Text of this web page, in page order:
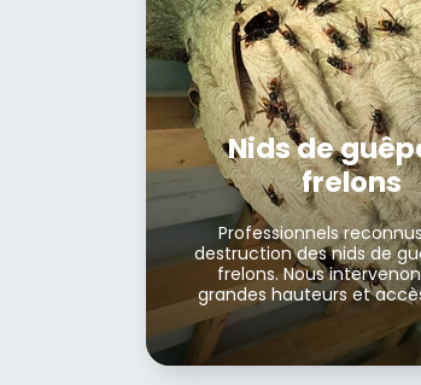
Nids de
frelons
Professionnels
destruction des nids de
frelons. Nous
grandes hauteurs et